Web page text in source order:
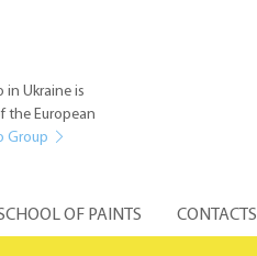
in Ukraine is
the European
Group
OF PAINTS CONTACTS